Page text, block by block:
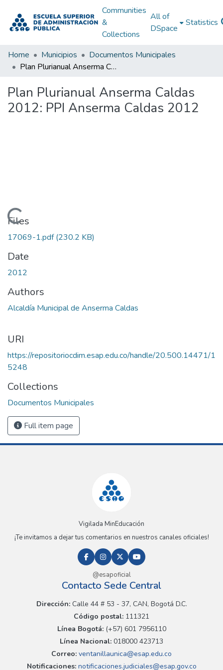
Communities
&
Collections
All of
DSpace
Statistics
Home Municipios
Documentos Municipales
Plan Plurianual Anserma Caldas 2012: PPI Anserma Caldas 2012
Plan Plurianual Anserma Caldas
2012: PPI Anserma Caldas 2012
Loading...
Files
17069-1.pdf(230.2 KB)
Date
2012
Authors
Alcaldía Municipal de Anserma Caldas
URI
https://repositoriocdim.esap.edu.co/handle/20.500.14471/1
5248
Collections
Documentos Municipales
Full item page
Vigilada MinEducación
¡Te invitamos a dejar tus comentarios en nuestros canales oficiales!
@esapoficial
Contacto Sede Central
Dirección:Calle 44 # 53 - 37, CAN, Bogotá D.C.
Código postal: 111321
Línea Bogotá:(+57) 601 7956110
Línea Nacional: 018000 423713
Correo: ventanillaunica@esap.edu.co
Notificaciones:notificaciones.judiciales@esap.gov.co